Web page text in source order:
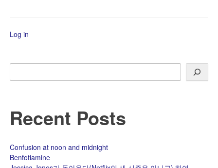
Log in
Search
Recent Posts
Confusion at noon and midnight
Benfotiamine